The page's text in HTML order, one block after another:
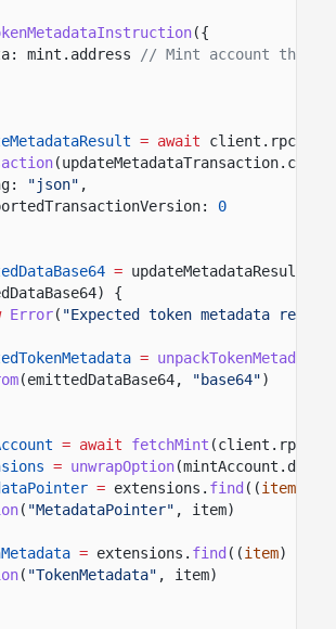
({
mint.address
// Mint account that
= await
client.rpc
"json" ,
0
=
{
Error( "Expected token metadata
= unpackTokenMetadata
(emittedDataBase64, "base64")
= await fetchMint (client.rpc,
= unwrapOption
= extensions. find ((item
( "MetadataPointer" , item)
= extensions. find ((item)
( "TokenMetadata" , item)